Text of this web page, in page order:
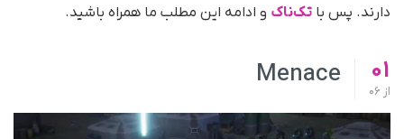
دارند. پس با تک‌ناک و ادامه این مطلب ما همراه باشید.
01
از
Menace